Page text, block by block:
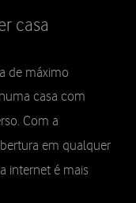
casa
de máximo
casa com
Com a
em qualquer
internet é mais